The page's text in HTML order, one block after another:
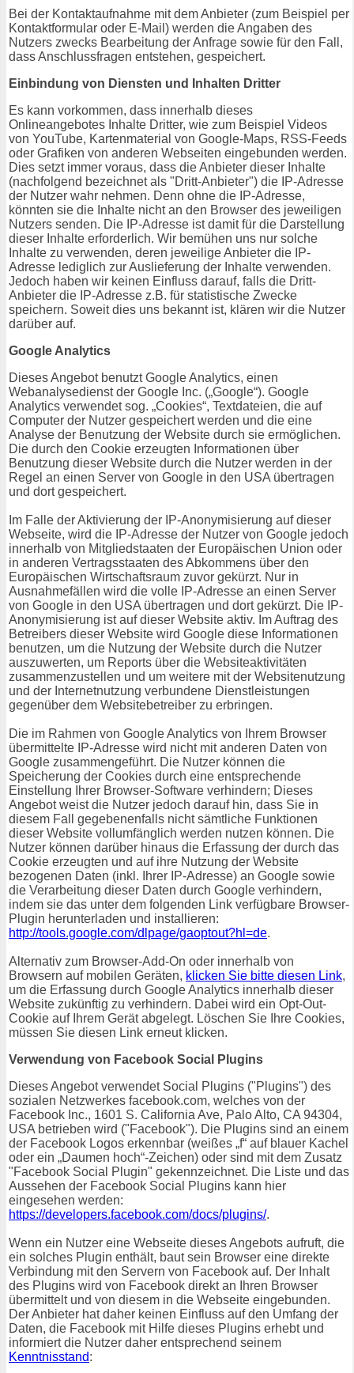
Bei der Kontaktaufnahme mit dem Anbieter (zum Beispiel per
Kontaktformular oder E-Mail) werden die Angaben des
Nutzers zwecks Bearbeitung der Anfrage sowie für den Fall,
dass Anschlussfragen entstehen, gespeichert.
Einbindung von Diensten und Inhalten Dritter
Es kann vorkommen, dass innerhalb dieses
Onlineangebotes Inhalte Dritter, wie zum Beispiel Videos
von YouTube, Kartenmaterial von Google-Maps, RSS-Feeds
oder Grafiken von anderen Webseiten eingebunden werden.
Dies setzt immer voraus, dass die Anbieter dieser Inhalte
(nachfolgend bezeichnet als "Dritt-Anbieter") die IP-Adresse
der Nutzer wahr nehmen. Denn ohne die IP-Adresse,
könnten sie die Inhalte nicht an den Browser des jeweiligen
Nutzers senden. Die IP-Adresse ist damit für die Darstellung
dieser Inhalte erforderlich. Wir bemühen uns nur solche
Inhalte zu verwenden, deren jeweilige Anbieter die IP-
Adresse lediglich zur Auslieferung der Inhalte verwenden.
Jedoch haben wir keinen Einfluss darauf, falls die Dritt-
Anbieter die IP-Adresse z.B. für statistische Zwecke
speichern. Soweit dies uns bekannt ist, klären wir die Nutzer
darüber auf.
Google Analytics
Dieses Angebot benutzt Google Analytics, einen
Webanalysedienst der Google Inc. („Google“). Google
Analytics verwendet sog. „Cookies“, Textdateien, die auf
Computer der Nutzer gespeichert werden und die eine
Analyse der Benutzung der Website durch sie ermöglichen.
Die durch den Cookie erzeugten Informationen über
Benutzung dieser Website durch die Nutzer werden in der
Regel an einen Server von Google in den USA übertragen
und dort gespeichert.
Im Falle der Aktivierung der IP-Anonymisierung auf dieser
Webseite, wird die IP-Adresse der Nutzer von Google jedoch
innerhalb von Mitgliedstaaten der Europäischen Union oder
in anderen Vertragsstaaten des Abkommens über den
Europäischen Wirtschaftsraum zuvor gekürzt. Nur in
Ausnahmefällen wird die volle IP-Adresse an einen Server
von Google in den USA übertragen und dort gekürzt. Die IP-
Anonymisierung ist auf dieser Website aktiv. Im Auftrag des
Betreibers dieser Website wird Google diese Informationen
benutzen, um die Nutzung der Website durch die Nutzer
auszuwerten, um Reports über die Websiteaktivitäten
zusammenzustellen und um weitere mit der Websitenutzung
und der Internetnutzung verbundene Dienstleistungen
gegenüber dem Websitebetreiber zu erbringen.
Die im Rahmen von Google Analytics von Ihrem Browser
übermittelte IP-Adresse wird nicht mit anderen Daten von
Google zusammengeführt. Die Nutzer können die
Speicherung der Cookies durch eine entsprechende
Einstellung Ihrer Browser-Software verhindern; Dieses
Angebot weist die Nutzer jedoch darauf hin, dass Sie in
diesem Fall gegebenenfalls nicht sämtliche Funktionen
dieser Website vollumfänglich werden nutzen können. Die
Nutzer können darüber hinaus die Erfassung der durch das
Cookie erzeugten und auf ihre Nutzung der Website
bezogenen Daten (inkl. Ihrer IP-Adresse) an Google sowie
die Verarbeitung dieser Daten durch Google verhindern,
indem sie das unter dem folgenden Link verfügbare Browser-
Plugin herunterladen und installieren:
http://tools.google.com/dlpage/gaoptout?hl=de.
Alternativ zum Browser-Add-On oder innerhalb von
Browsern auf mobilen Geräten, klicken Sie bitte diesen Link,
um die Erfassung durch Google Analytics innerhalb dieser
Website zukünftig zu verhindern. Dabei wird ein Opt-Out-
Cookie auf Ihrem Gerät abgelegt. Löschen Sie Ihre Cookies,
müssen Sie diesen Link erneut klicken.
Verwendung von Facebook Social Plugins
Dieses Angebot verwendet Social Plugins ("Plugins") des
sozialen Netzwerkes facebook.com, welches von der
Facebook Inc., 1601 S. California Ave, Palo Alto, CA 94304,
USA betrieben wird ("Facebook"). Die Plugins sind an einem
der Facebook Logos erkennbar (weißes „f“ auf blauer Kachel
oder ein „Daumen hoch“-Zeichen) oder sind mit dem Zusatz
"Facebook Social Plugin" gekennzeichnet. Die Liste und das
Aussehen der Facebook Social Plugins kann hier
eingesehen werden:
https://developers.facebook.com/docs/plugins/.
Wenn ein Nutzer eine Webseite dieses Angebots aufruft, die
ein solches Plugin enthält, baut sein Browser eine direkte
Verbindung mit den Servern von Facebook auf. Der Inhalt
des Plugins wird von Facebook direkt an Ihren Browser
übermittelt und von diesem in die Webseite eingebunden.
Der Anbieter hat daher keinen Einfluss auf den Umfang der
Daten, die Facebook mit Hilfe dieses Plugins erhebt und
informiert die Nutzer daher entsprechend seinem
Kenntnisstand: